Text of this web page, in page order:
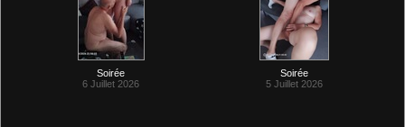
Soirée
6 Juillet 2026
Soirée
5 Juillet 2026